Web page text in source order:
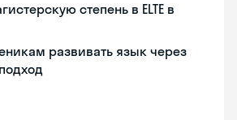
степень в ELTE в
развивать язык через